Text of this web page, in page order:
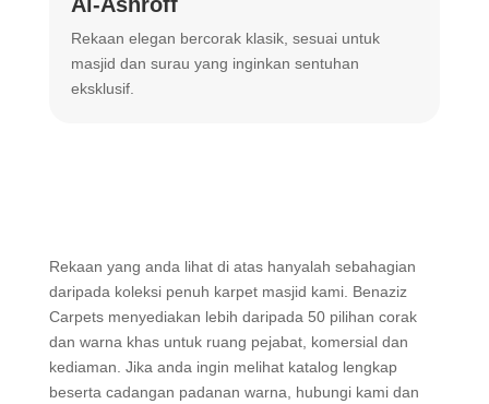
Rekaan elegan bercorak klasik, sesuai untuk
masjid dan surau yang inginkan sentuhan
eksklusif.
Rekaan yang anda lihat di atas hanyalah sebahagian
daripada koleksi penuh karpet masjid kami. Benaziz
Carpets menyediakan lebih daripada 50 pilihan corak
dan warna khas untuk ruang pejabat, komersial dan
kediaman. Jika anda ingin melihat katalog lengkap
beserta cadangan padanan warna, hubungi kami dan